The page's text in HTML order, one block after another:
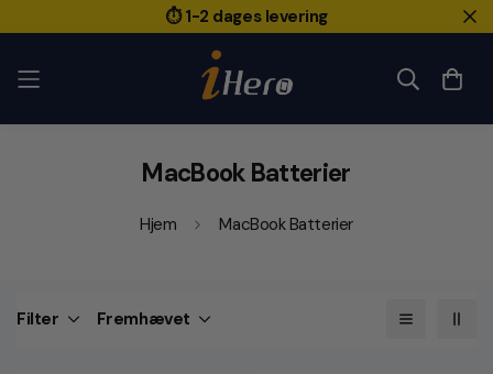
⏱️ 1-2 dages levering
MacBook Batterier
Hjem MacBook Batterier
Filter Fremhævet